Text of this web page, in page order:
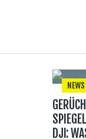
HOME
NEWS
NEWS
DJI: